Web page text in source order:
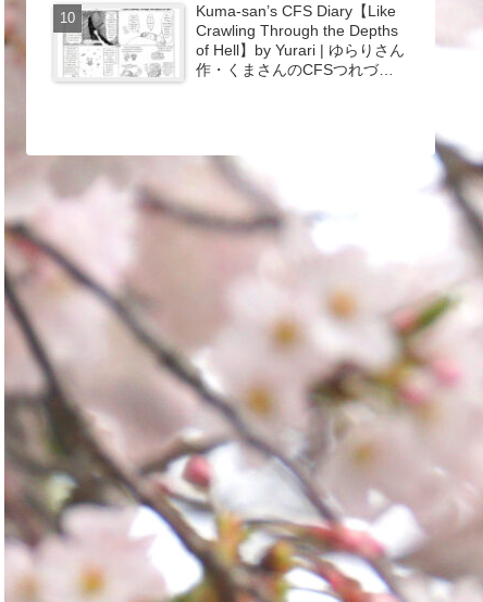
Kuma-san’s CFS Diary【Like
Crawling Through the Depths
of Hell】by Yurari | ゆらりさん
作・くまさんのCFSつれづれ